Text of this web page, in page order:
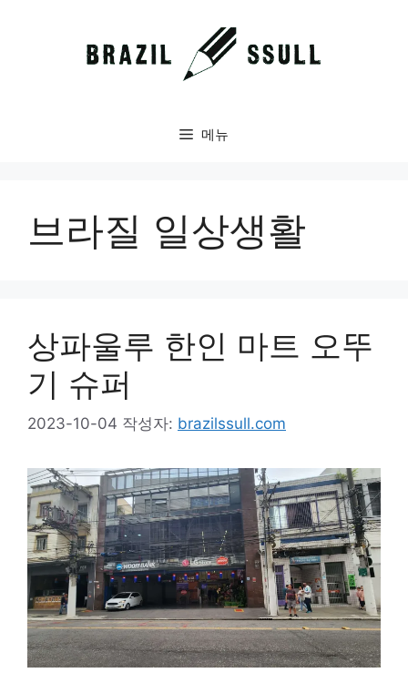
메뉴
브라질 일상생활
상파울루 한인 마트 오뚜
기 슈퍼
2023-10-04 작성자: brazilssull.com